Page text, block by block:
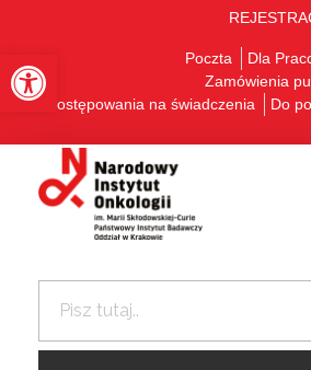
Otwórz pasek narzędzi Poczta Dla
Zamówienia
Postępowania na świadczenia
Do